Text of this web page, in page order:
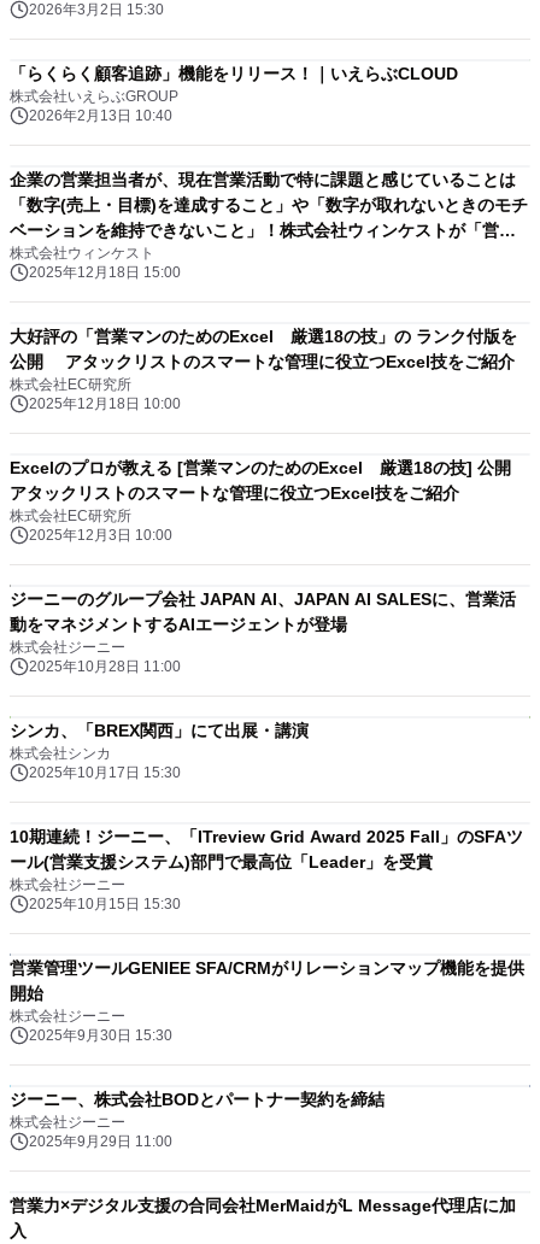
2026年3月2日 15:30
「らくらく顧客追跡」機能をリリース！｜いえらぶCLOUD
株式会社いえらぶGROUP
2026年2月13日 10:40
企業の営業担当者が、現在営業活動で特に課題と感じていることは
「数字(売上・目標)を達成すること」や「数字が取れないときのモチ
ベーションを維持できないこと」！株式会社ウィンケストが「営業
担当者がぶつかっている壁に関する調査」を実施！
株式会社ウィンケスト
2025年12月18日 15:00
大好評の「営業マンのためのExcel 厳選18の技」の ランク付版を
公開 アタックリストのスマートな管理に役立つExcel技をご紹介
株式会社EC研究所
2025年12月18日 10:00
Excelのプロが教える [営業マンのためのExcel 厳選18の技] 公開
アタックリストのスマートな管理に役立つExcel技をご紹介
株式会社EC研究所
2025年12月3日 10:00
ジーニーのグループ会社 JAPAN AI、JAPAN AI SALESに、営業活
動をマネジメントするAIエージェントが登場
株式会社ジーニー
2025年10月28日 11:00
シンカ、「BREX関西」にて出展・講演
株式会社シンカ
2025年10月17日 15:30
10期連続！ジーニー、「ITreview Grid Award 2025 Fall」のSFAツ
ール(営業支援システム)部門で最高位「Leader」を受賞
株式会社ジーニー
2025年10月15日 15:30
営業管理ツールGENIEE SFA/CRMがリレーションマップ機能を提供
開始
株式会社ジーニー
2025年9月30日 15:30
ジーニー、株式会社BODとパートナー契約を締結
株式会社ジーニー
2025年9月29日 11:00
営業力×デジタル支援の合同会社MerMaidがL Message代理店に加
入